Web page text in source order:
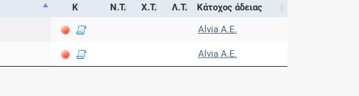
Κ Ν.Τ. Χ.Τ. Λ.Τ.
Κάτοχος άδειας
Alvia Α.Ε.
Alvia Α.Ε.